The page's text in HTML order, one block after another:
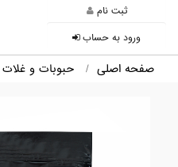
ثبت نام
ورود به حساب
صفحه اصلی حبوبات و غلات